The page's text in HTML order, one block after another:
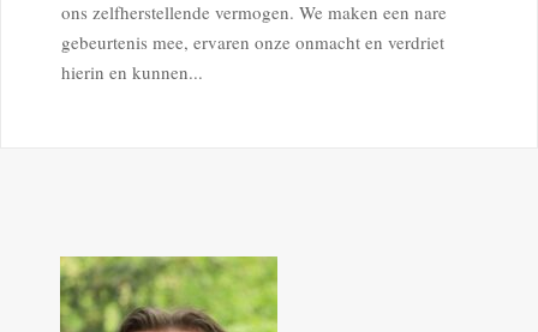
ons zelfherstellende vermogen. We maken een nare
gebeurtenis mee, ervaren onze onmacht en verdriet
hierin en kunnen...